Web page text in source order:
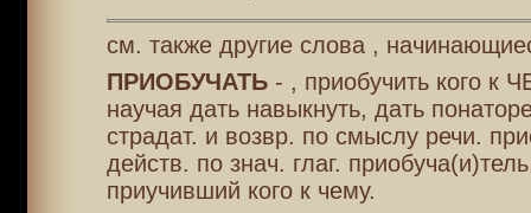
см. также другие слова ,
ПРИОБУЧАТЬ- , приобучить кого к
научая дать навыкнуть, дать
страдат. и возвр. по смыслу речи.
действ. по знач. глаг.
приучивший кого к чему.